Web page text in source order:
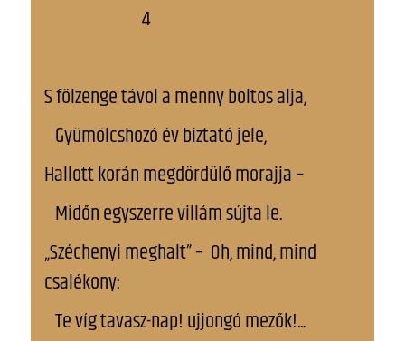
4
S fölzenge távol a menny boltos alja,
Gyümölcshozó év biztató jele,
Hallott korán megdördülő morajja –
Midőn egyszerre villám sújta le.
„Széchenyi meghalt” – Oh, mind, mind
csalékony:
Te víg tavasz-nap! ujjongó mezők!...